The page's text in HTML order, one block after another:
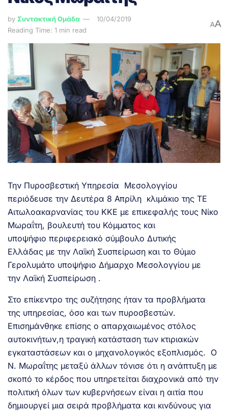
by Συντακτική Ομάδα
10/04/2019
Reading Time: 1 min read
AA
Την Πυροσβεστική Υπηρεσία Μεσολογγίου
περιόδευσε την Δευτέρα 8 Απρίλη κλιμάκιο της ΤΕ
Αιτωλοακαρνανίας του ΚΚΕ με επικεφαλής τους Νίκο
Μωραΐτη, βουλευτή του Κόμματος και
υποψήφιο περιφερειακό σύμβουλο Δυτικής
Ελλάδας με την Λαϊκή Συσπείρωση και το Θύμιο
Γερολυμάτο υποψήφιο Δήμαρχο Μεσολογγίου με
την Λαϊκή Συσπείρωση .
Στο επίκεντρο της συζήτησης ήταν τα προβλήματα
της υπηρεσίας, όσο και των πυροσβεστών.
Επισημάνθηκε επίσης ο απαρχαιωμένος στόλος
αυτοκινήτων,η τραγική κατάσταση των κτιριακών
εγκαταστάσεων και ο μηχανολογικός εξοπλισμός. Ο
Ν. Μωραΐτης μεταξύ άλλων τόνισε ότι η ανάπτυξη με
σκοπό το κέρδος που υπηρετείται διαχρονικά από την
πολιτική όλων των κυβερνήσεων είναι η αιτία που
δημιουργεί μια σειρά προβλήματα και κινδύνους για